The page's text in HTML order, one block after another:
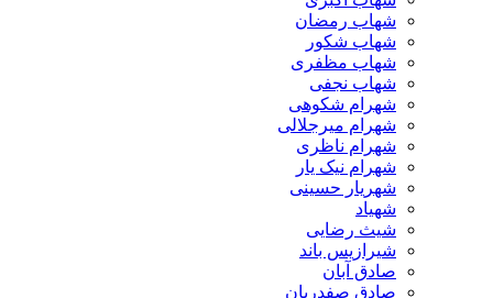
شهاب رمضان
شهاب شکور
شهاب مظفری
شهاب نجفی
شهرام شکوهی
شهرام میرجلالی
شهرام ناظری
شهرام نیک یار
شهریار حسینی
شهیاد
شیث رضایی
شیرازیس باند
صادق آبان
صادق صفدریان